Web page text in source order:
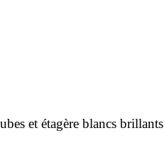
et étagère blancs brillants